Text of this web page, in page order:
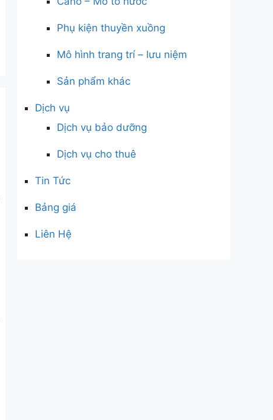
Phụ kiện thuyền xuồng
Mô hình trang trí – lưu niệm
Sản phẩm khác
Dịch vụ
Dịch vụ bảo dưỡng
Dịch vụ cho thuê
Tin Tức
Bảng giá
Liên Hệ